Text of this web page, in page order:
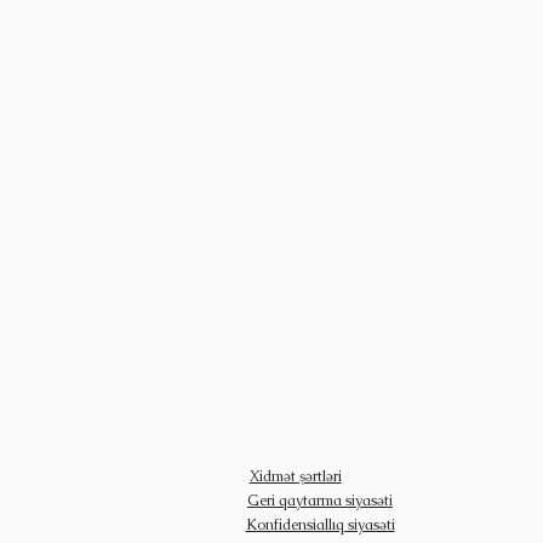
Xidmət şərtləri
Geri qaytarma siyasəti
Konfidensiallıq siyasəti